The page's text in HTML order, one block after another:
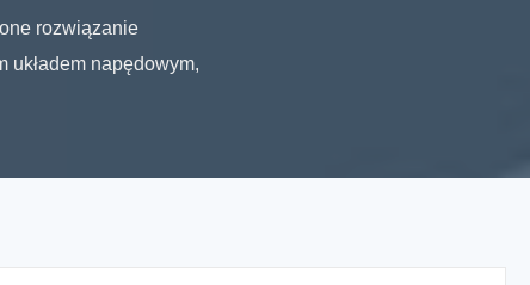
rozwiązanie
układem napędowym,